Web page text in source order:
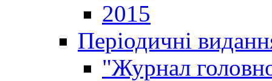
2015
Періодичні
"Журнал